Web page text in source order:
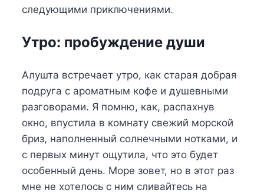
следующими приключениями.
Утро: пробуждение души
Алушта встречает утро, как старая добрая
подруга с ароматным кофе и душевными
разговорами. Я помню, как, распахнув
окно, впустила в комнату свежий морской
бриз, наполненный солнечными нотками, и
с первых минут ощутила, что это будет
особенный день. Море зовет, но в этот раз
мне не хотелось с ним сливайтесь на